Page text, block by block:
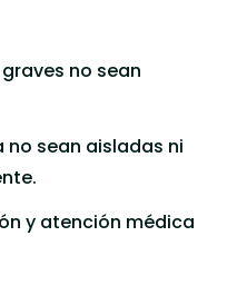
no sean
no sean aisladas ni
y atención médica